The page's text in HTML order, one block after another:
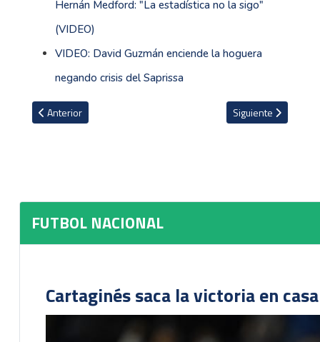
Hernán Medford: "La estadística no la sigo"
(VIDEO)
VIDEO: David Guzmán enciende la hoguera
negando crisis del Saprissa
Artículo anterior: El jugador de Herediano que para Hernán
Anterior Artículo siguiente:
Siguiente
FUTBOL NACIONAL
Cartaginés saca la victoria en